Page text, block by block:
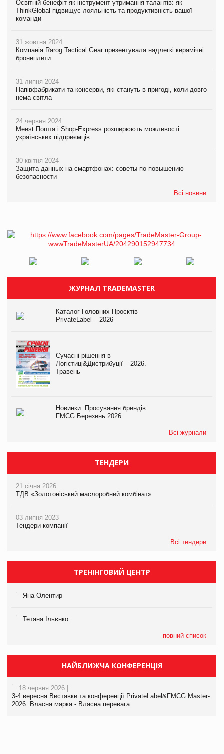
Освітній бенефіт як інструмент утримання талантів: як
ThinkGlobal підвищує лояльність та продуктивність вашої
команди
31 жовтня 2024
Компанія Rarog Tactical Gear презентувала надлегкі керамічні
бронеплити
31 липня 2024
Напівфабрикати та консерви, які стануть в пригоді, коли довго
нема світла
24 червня 2024
Meest Пошта і Shop-Express розширюють можливості
українських підприємців
30 квітня 2024
Защита данных на смартфонах: советы по повышению
безопасности
Всі новини
ЖУРНАЛ TRADEMASTER
Каталог Головних Проєктів
PrivateLabel – 2026
Сучасні рішення в
Логістиці&Дистрибуції – 2026.
Травень
Новинки. Просування брендів
FMCG.Березень 2026
Всі журнали
ТЕНДЕРИ
21 січня 2026
ТДВ «Золотоніський маслоробний комбінат»
03 липня 2023
Тендери компанії
Всі тендери
ТРЕНІНГОВИЙ ЦЕНТР
Яна Олентир
Тетяна Ільєнко
повний список
НАЙБЛИЖЧА КОНФЕРЕНЦІЯ
18 червня 2026 |
3-4 вересня Виставки та конференції PrivateLabel&FMCG Master-
2026: Власна марка - Власна перевага